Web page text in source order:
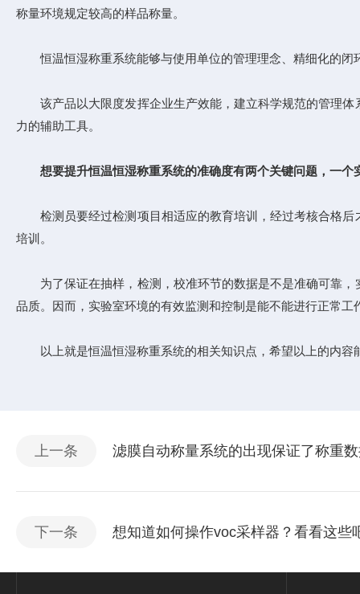
称量环境规定较高的样品称量。
恒温恒湿称重系统能够与使用单位的管理理念、精细化的闭
该产品以大限度发挥企业生产效能，建立科学规范的管理体
力的辅助工具。
想要提升恒温恒湿称重系统的准确度有两个关键问题，一
检测员要经过检测项目相适应的教育培训，经过考核合格后
培训。
为了保证在抽样，检测，校准环节的数据是不是准确可靠，
品质。因而，实验室环境的有效监测和控制是能不能进行正常工
以上就是恒温恒湿称重系统的相关知识点，希望以上的内容
上一条 滤膜自动称量系统的出现保证了称重
下一条 想知道如何操作voc采样器？看看这些